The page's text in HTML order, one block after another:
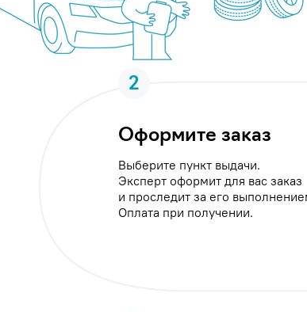
2
Оформите заказ
Выберите пункт выдачи.
Эксперт оформит для вас заказ
и проследит за его
Оплата при получении.